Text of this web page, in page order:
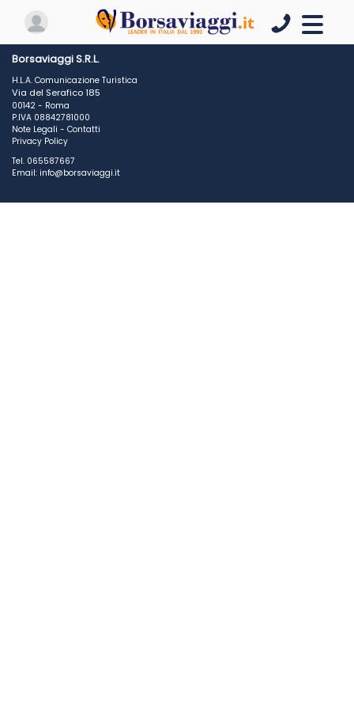
Borsaviaggi S.R.L.
H.L.A. Comunicazione Turistica
Via del Serafico 185
00142 - Roma
P.IVA 08842781000
Note Legali - Contatti
Privacy Policy
Tel. 065587667
Email: info@borsaviaggi.it